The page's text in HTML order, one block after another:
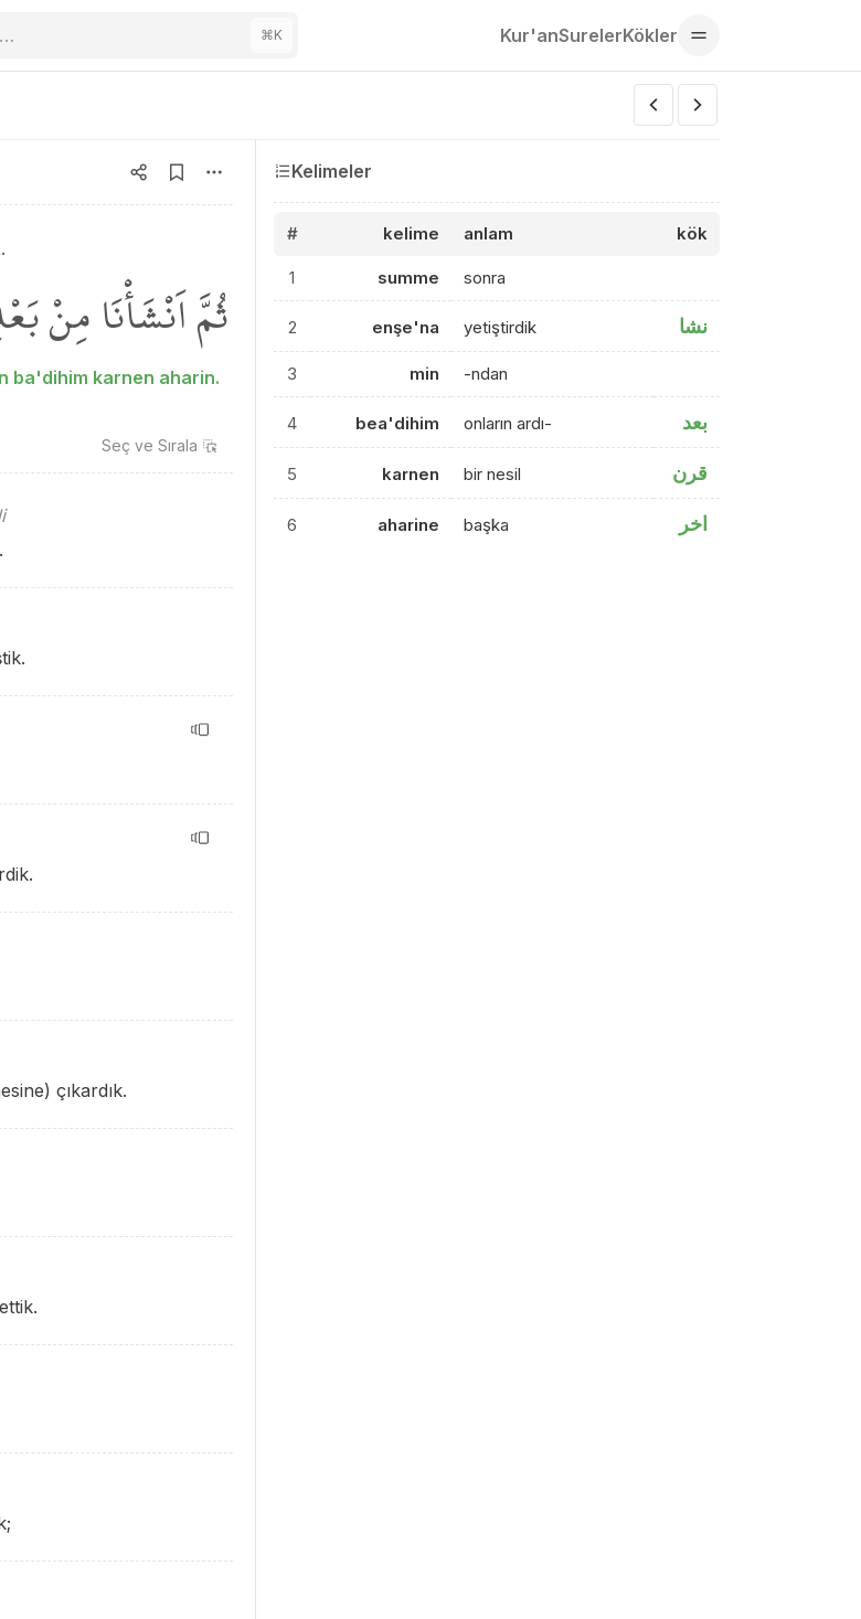
⌘K Kur'anSurelerKökler
ثُمَّ اَنْشَأْنَا مِنْ
ba'dihim karnen aharin.
Seç ve Sırala
çıkardık.
Kelimeler
# kelime anlam kök
1 summe sonra
2 enşe'na yetiştirdik نشا
3 min -ndan
4 bea'dihim onların ardı- بعد
5 karnen bir nesil قرن
6 aharine başka اخر